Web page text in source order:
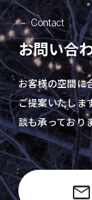
Contact
お問い合
お客様の空間に
ご提案いたしま
談も承っており